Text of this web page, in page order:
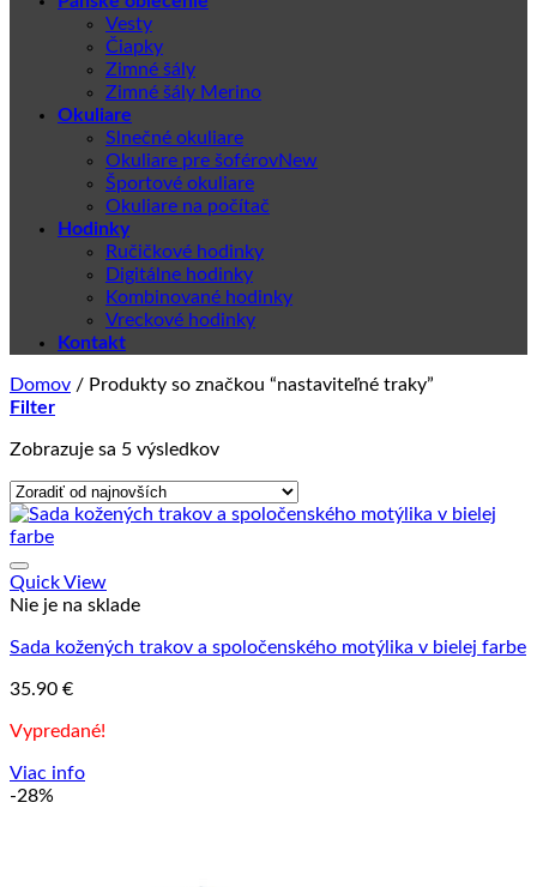
Vesty
Čiapky
Zimné šály
Zimné šály Merino
Okuliare
Slnečné okuliare
Okuliare pre šoférov
Športové okuliare
Okuliare na počítač
Hodinky
Ručičkové hodinky
Digitálne hodinky
Kombinované hodinky
Vreckové hodinky
Kontakt
Domov / Produkty so značkou “nastaviteľné traky”
Filter
Zobrazuje sa 5 výsledkovZoradené
najnovších
Quick View
Nie je na sklade
Sada kožených trakov a spoločenského motýlika v bielej farbe
35.90 €
Vypredané!
Viac info
-28%